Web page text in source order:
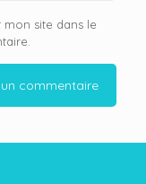
site dans le